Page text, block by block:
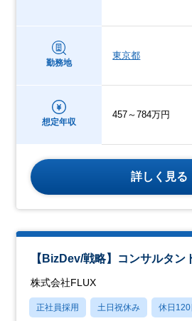
勤務地
東京都
想定年収
457～784万円
詳しく見る
【BizDev/戦略】コンサルタン
株式会社FLUX
正社員採用 土日祝休み 休日120